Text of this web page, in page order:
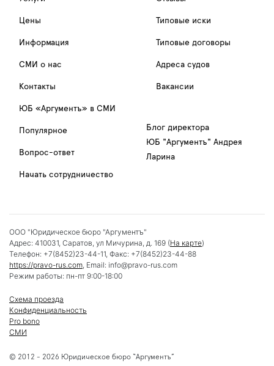
Цены
Информация
СМИ о нас
Контакты
Типовые иски
Типовые договоры
Адреса судов
Вакансии
ЮБ «Аргументъ» в СМИ
Популярное
Вопрос-ответ
Начать сотрудничество
Блог директора
ЮБ "Аргументъ" Андрея
Ларина
© 2012 - 2026 Юридическое бюро “Аргументъ”
ООО "Юридическое бюро "Аргументъ"
Адрес: 410031, Саратов, ул Мичурина, д. 169 (На карте)
Телефон: +7(8452)23-44-11, Факс: +7(8452)23-44-88
https://pravo-rus.com, Email: info@pravo-rus.com
Режим работы: пн-пт 9:00-18:00
Схема проезда
Конфиденциальность
Pro bono
СМИ